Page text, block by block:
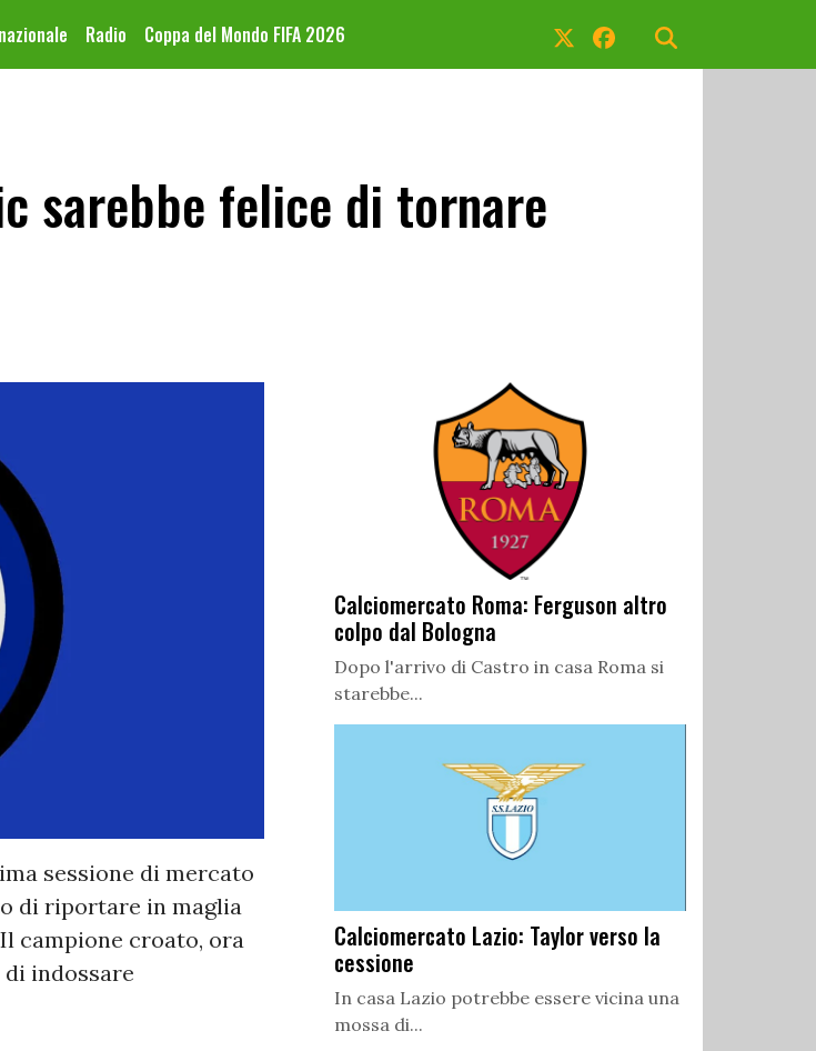
Radio Coppa del Mondo FIFA 2026
sarebbe felice di tornare
sessione di mercato
di riportare in maglia
campione croato, ora
di indossare
Calciomercato Roma: Ferguson altro
colpo dal Bologna
Dopo l'arrivo di Castro in casa Roma si
starebbe...
Calciomercato Lazio: Taylor verso la
cessione
In casa Lazio potrebbe essere vicina una
mossa di...